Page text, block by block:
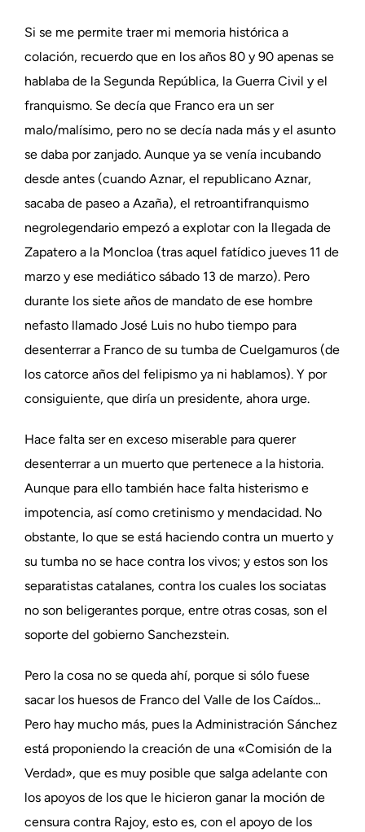
Si se me permite traer mi memoria histórica a
colación, recuerdo que en los años 80 y 90 apenas se
hablaba de la Segunda República, la Guerra Civil y el
franquismo. Se decía que Franco era un ser
malo/malísimo, pero no se decía nada más y el asunto
se daba por zanjado. Aunque ya se venía incubando
desde antes (cuando Aznar, el republicano Aznar,
sacaba de paseo a Azaña), el retroantifranquismo
negrolegendario empezó a explotar con la llegada de
Zapatero a la Moncloa (tras aquel fatídico jueves 11 de
marzo y ese mediático sábado 13 de marzo). Pero
durante los siete años de mandato de ese hombre
nefasto llamado José Luis no hubo tiempo para
desenterrar a Franco de su tumba de Cuelgamuros (de
los catorce años del felipismo ya ni hablamos). Y por
consiguiente, que diría un presidente, ahora urge.
Hace falta ser en exceso miserable para querer
desenterrar a un muerto que pertenece a la historia.
Aunque para ello también hace falta histerismo e
impotencia, así como cretinismo y mendacidad. No
obstante, lo que se está haciendo contra un muerto y
su tumba no se hace contra los vivos; y estos son los
separatistas catalanes, contra los cuales los sociatas
no son beligerantes porque, entre otras cosas, son el
soporte del gobierno Sanchezstein.
Pero la cosa no se queda ahí, porque si sólo fuese
sacar los huesos de Franco del Valle de los Caídos…
Pero hay mucho más, pues la Administración Sánchez
está proponiendo la creación de una «Comisión de la
Verdad», que es muy posible que salga adelante con
los apoyos de los que le hicieron ganar la moción de
censura contra Rajoy, esto es, con el apoyo de los